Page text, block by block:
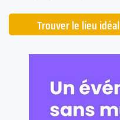
Trouver le lieu idéal